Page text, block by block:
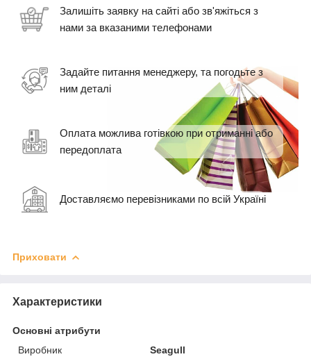
Залишіть заявку на сайті або зв'яжіться з
нами за вказаними телефонами
Задайте питання менеджеру, та погодьте з
ним деталі
Оплата можлива готівкою при отриманні або
передоплата
Доставляємо перевізниками по всій Україні
Приховати
Характеристики
Основні атрибути
Виробник
Seagull